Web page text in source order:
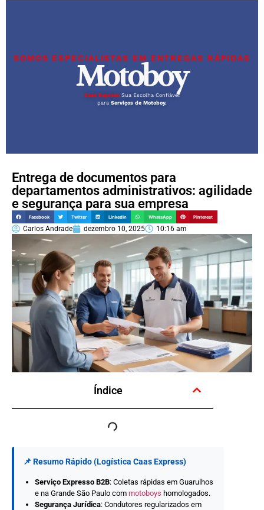
SOMOS ESPECIALISTAS EM ENTREGAS RÁPIDAS
Motoboy
Caas Express Sua Escolha Confiável
para Serviços de Motoboy.
Entrega de documentos para
departamentos administrativos: agilidade
e segurança para sua empresa
Facebook Twitter LinkedIn WhatsApp Pinterest
Carlos Andrade dezembro 10, 2025 10:16 am
Índice
📌 Resumo Rápido (Logística Caas Express)
Serviço Expresso B2B: Coletas rápidas em Guarulhos
e na Grande São Paulo com motoboys homologados.
Segurança Jurídica: Condutores regularizados em